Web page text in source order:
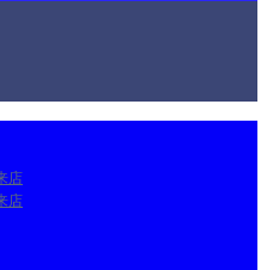
店
店